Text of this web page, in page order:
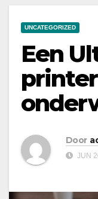
UNCATEGORIZED
Een
Door
JUN